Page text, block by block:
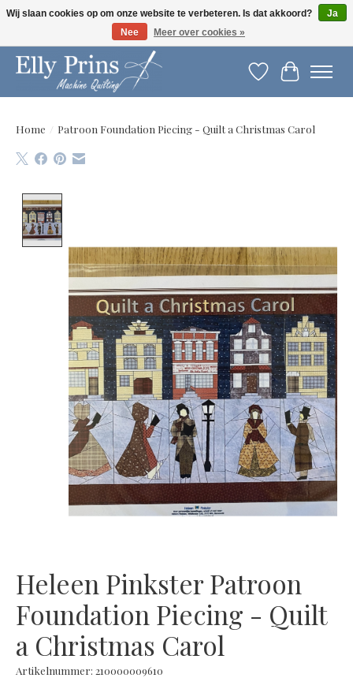
Let op: gewijzigde openingstijden!
Verlanglijst
Home / Patroon Foundation Piecing - Quilt a Christmas Carol
Heleen Pinkster Patroon
Foundation Piecing - Quilt
a Christmas Carol
Artikelnummer: 210000009610
Wij slaan cookies op om onze website te verbeteren. Is dat akkoord?
Ja
Nee
Meer over cookies »